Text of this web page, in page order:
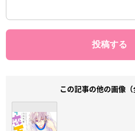
この記事の他の画像（